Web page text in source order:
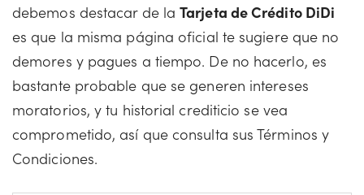
debemos destacar de laTarjeta de Crédito DiDi
es que la misma página oficial te sugiere que no
demores y pagues a tiempo. De no hacerlo, es
bastante probable que se generen intereses
moratorios, y tu historial crediticio se vea
comprometido, así que consulta sus Términos y
Condiciones.